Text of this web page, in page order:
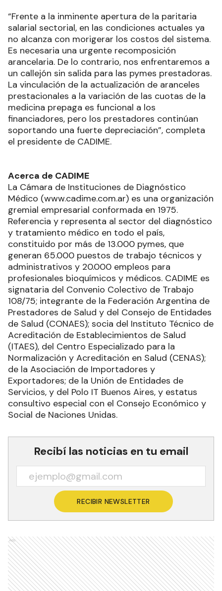
“Frente a la inminente apertura de la paritaria
salarial sectorial, en las condiciones actuales ya
no alcanza con morigerar los costos del sistema.
Es necesaria una urgente recomposición
arancelaria. De lo contrario, nos enfrentaremos a
un callejón sin salida para las pymes prestadoras.
La vinculación de la actualización de aranceles
prestacionales a la variación de las cuotas de la
medicina prepaga es funcional a los
financiadores, pero los prestadores continúan
soportando una fuerte depreciación”, completa
el presidente de CADIME.
Acerca de CADIME
La Cámara de Instituciones de Diagnóstico
Médico (www.cadime.com.ar) es una organización
gremial empresarial conformada en 1975.
Referencia y representa al sector del diagnóstico
y tratamiento médico en todo el país,
constituido por más de 13.000 pymes, que
generan 65.000 puestos de trabajo técnicos y
administrativos y 20.000 empleos para
profesionales bioquímicos y médicos. CADIME es
signataria del Convenio Colectivo de Trabajo
108/75; integrante de la Federación Argentina de
Prestadores de Salud y del Consejo de Entidades
de Salud (CONAES); socia del Instituto Técnico de
Acreditación de Establecimientos de Salud
(ITAES), del Centro Especializado para la
Normalización y Acreditación en Salud (CENAS);
de la Asociación de Importadores y
Exportadores; de la Unión de Entidades de
Servicios, y del Polo IT Buenos Aires, y estatus
consultivo especial con el Consejo Económico y
Social de Naciones Unidas.
Recibí las noticias en tu email
RECIBIR NEWSLETTER
Ads